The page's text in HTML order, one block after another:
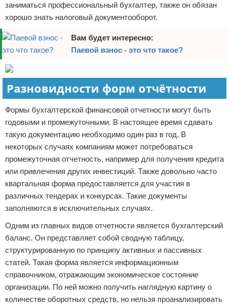
заниматься профессиональный бухгалтер, также он обязан
хорошо знать налоговый документооборот.
Вам будет интересно:
Паевой взнос - это что такое?
Разновидности форм отчётности
Формы бухгалтерской финансовой отчетности могут быть
годовыми и промежуточными. В настоящее время сдавать
такую документацию необходимо один раз в год. В
некоторых случаях компаниям может потребоваться
промежуточная отчетность, например для получения кредита
или привлечения других инвестиций. Также довольно часто
квартальная форма предоставляется для участия в
различных тендерах и конкурсах. Такие документы
заполняются в исключительных случаях.
Одним из главных видов отчетности является бухгалтерский
баланс. Он представляет собой сводную таблицу,
структурированную по принципу активных и пассивных
статей. Такая форма является информационным
справочником, отражающим экономическое состояние
организации. По ней можно получить наглядную картину о
количестве оборотных средств, но нельзя проанализировать